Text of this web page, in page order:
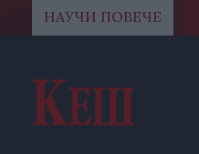
НАУЧИ ПОВЕЧЕ